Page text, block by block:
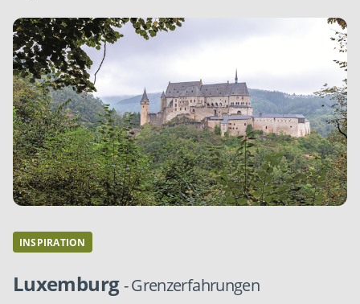
INSPIRATION
Luxemburg- Grenzerfahrungen